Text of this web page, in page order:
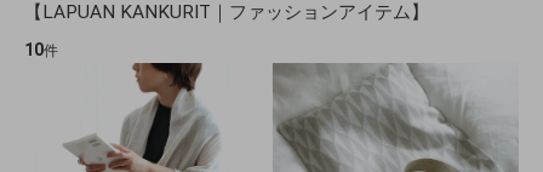
【LAPUAN KANKURIT｜ファッションアイテム】
10件